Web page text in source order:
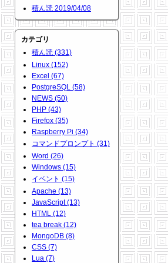
積ん読 2019/04/08
カテゴリ
積ん読 (331)
Linux (152)
Excel (67)
PostgreSQL (58)
NEWS (50)
PHP (43)
Firefox (35)
Raspberry Pi (34)
コマンドプロンプト (31)
Word (26)
Windows (15)
イベント (15)
Apache (13)
JavaScript (13)
HTML (12)
tea break (12)
MongoDB (8)
CSS (7)
Lua (7)